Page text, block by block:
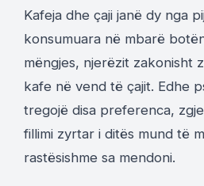
Kafeja dhe çaji janë dy nga
konsumuara në mbarë
mëngjes, njerëzit zakonisht
kafe në vend të çajit. Edhe
tregojë disa preferenca,
fillimi zyrtar i ditës mund të
rastësishme sa mendoni.